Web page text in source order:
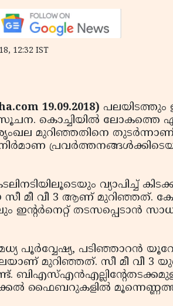
12:32 IST
19.09.2018) പലയിടത്തും
സൂചന. കൊച്ചിയില്‍ ലോകത്തെ
മുറിഞ്ഞതിനെ
വ്യാപിച്ച്
മീ വീ 3 ആണ് മുറിഞ്ഞത്.
ഇന്റര്‍നെറ്റ് തടസപ്പെടാന്‍
പൂര്‍വ്വേഷ്യ, പടിഞ്ഞാറന്‍
മുറിഞ്ഞത്. സീ മീ വീ
ഫൈബറുകളില്‍